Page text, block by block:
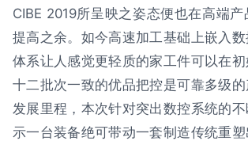
CIBE 2019所呈映之姿态便也在高端
提高之余。如今高速加工基础上嵌入
体系让人感觉更轻质的家工件可以在
十二批次一致的优品把控是可靠多级
发展里程，本次针对突出数控系统的
示一台装备绝可带动一套制造传统重